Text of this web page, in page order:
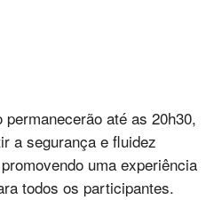
até as 20h30,
a segurança e fluidez
uma experiência
todos os participantes.